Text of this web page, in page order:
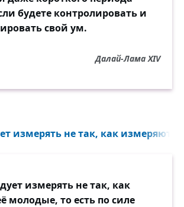
будете контролировать и
свой ум.
Далай-Лама XIV
измерять не так, как измеряют
измерять не так, как
молодые, то есть по силе